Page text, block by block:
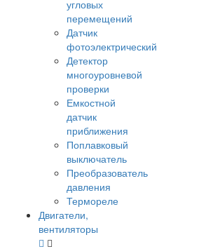
угловых
перемещений
Датчик
фотоэлектрический
Детектор
многоуровневой
проверки
Емкостной
датчик
приближения
Поплавковый
выключатель
Преобразователь
давления
Термореле
Двигатели,
вентиляторы